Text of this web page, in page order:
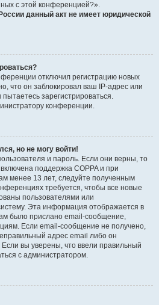
с этой конференцией?».
данный акт не имеет юридической
отключил регистрацию новых
что он заблокировал ваш IP-адрес или
зарегистрироваться.
конференции.
но не могу войти!
и пароль. Если они верны, то
поддержка COPPA и при
менее 13 лет, следуйте полученным
требуется, чтобы все новые
пользователями или
Эта информация отображается в
было прислано email-сообщение,
Если email-сообщение не получено,
адрес email либо он
вы уверены, что ввели правильный
с администратором.